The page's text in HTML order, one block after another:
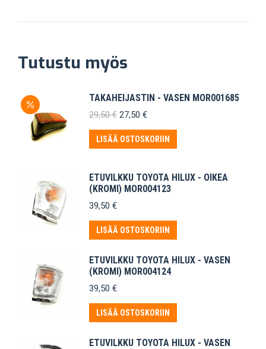
Tutustu myös
TAKAHEIJASTIN - VASEN MOR001685
29,50€ Alkuperäinen
oli:
29,50 €.
27,50 €Nykyinen
on:
27,50 €.
LISÄÄ OSTOSKORIIN
ETUVILKKU TOYOTA HILUX - OIKEA
(KROMI) MOR004123
39,50 €
LISÄÄ OSTOSKORIIN
ETUVILKKU TOYOTA HILUX - VASEN
(KROMI) MOR004124
39,50 €
LISÄÄ OSTOSKORIIN
ETUVILKKU TOYOTA HILUX - VASEN